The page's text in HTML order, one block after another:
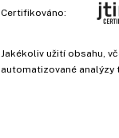
Certifikováno:
Jakékoliv užití obsahu,
automatizované